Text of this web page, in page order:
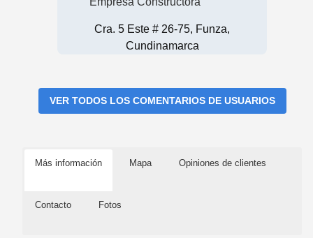
Cra. 5 Este # 26-75, Funza,
Cundinamarca
VER TODOS LOS COMENTARIOS DE USUARIOS
Más información Mapa Opiniones de clientes
Contacto Fotos